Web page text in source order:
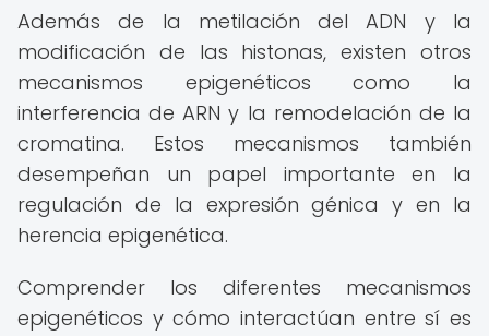
Además de la metilación del ADN y la
modificación de las histonas, existen otros
mecanismos epigenéticos como la
interferencia de ARN y la remodelación de la
cromatina. Estos mecanismos también
desempeñan un papel importante en la
regulación de la expresión génica y en la
herencia epigenética.
Comprender los diferentes mecanismos
epigenéticos y cómo interactúan entre sí es